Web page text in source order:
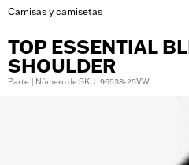
Camisas y camisetas
TOP ESSENTIAL
SHOULDER
Parte | Número de SKU: 96538-25VW